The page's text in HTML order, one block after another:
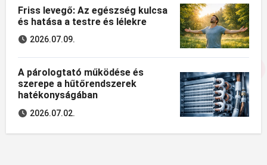
Friss levegő: Az egészség kulcsa
és hatása a testre és lélekre
2026.07.09.
A párologtató működése és
szerepe a hűtőrendszerek
hatékonyságában
2026.07.02.